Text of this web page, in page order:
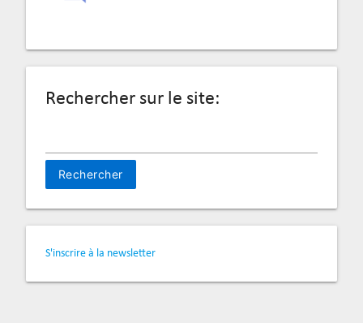
Rechercher sur le site:
S'inscrire à la newsletter